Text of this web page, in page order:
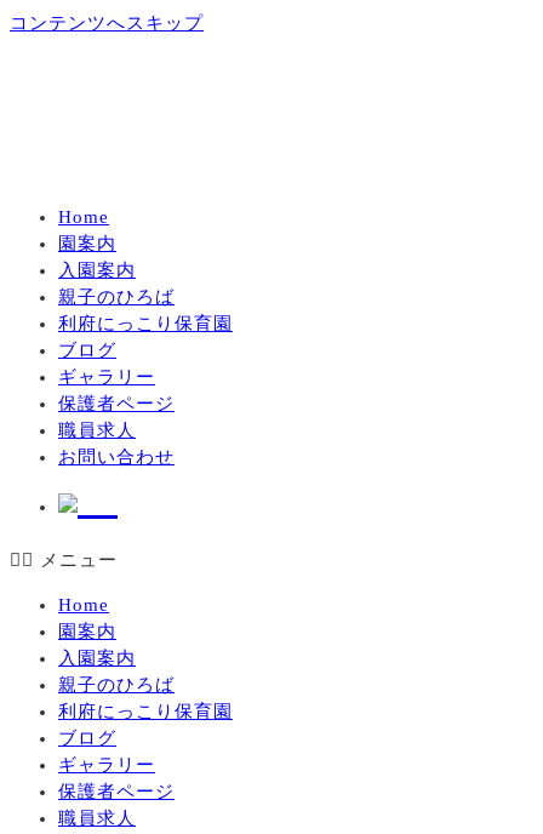
コンテンツへスキップ
Home
園案内
入園案内
親子のひろば
利府にっこり保育園
ブログ
ギャラリー
保護者ページ
職員求人
お問い合わせ
メニュー
Home
園案内
入園案内
親子のひろば
利府にっこり保育園
ブログ
ギャラリー
保護者ページ
職員求人